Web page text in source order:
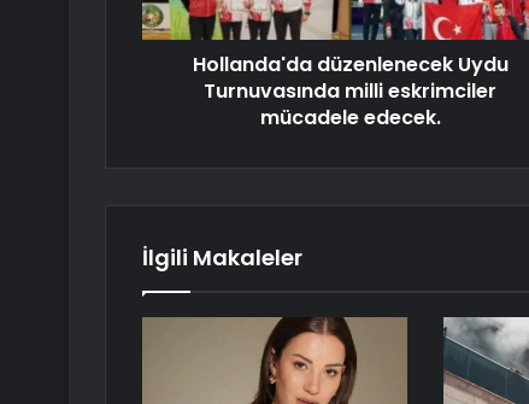
Hollanda'da düzenlenecek Uydu
Turnuvasında milli eskrimciler
mücadele edecek.
İlgili Makaleler